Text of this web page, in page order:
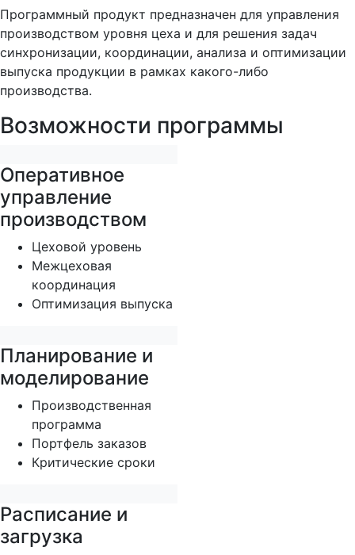
Программный продукт предназначен для управления
производством уровня цеха и для решения задач
синхронизации, координации, анализа и оптимизации
выпуска продукции в рамках какого-либо
производства.
Возможности программы
Оперативное
управление
производством
Цеховой уровень
Межцеховая
координация
Оптимизация выпуска
Планирование и
моделирование
Производственная
программа
Портфель заказов
Критические сроки
Расписание и
загрузка